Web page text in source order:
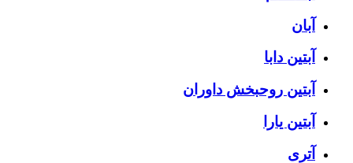
آبان
آبتین دابا
آبتین روحبخش داوران
آبتین یارا
آتری